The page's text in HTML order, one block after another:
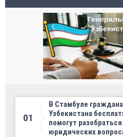
01
В Стамбуле
Узбекистана
помогут разобраться
юридических